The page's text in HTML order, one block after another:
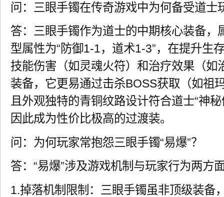
问：三眼手镯在传奇游戏中为何备受道士
答：三眼手镯作为道士的中期核心装备，
型属性为“防御1-1，道术1-3”，在提升生
技能伤害（如灵魂火符）和治疗效果（如
装备，它更易通过击杀BOSS获取（如祖
且外观独特的青铜纹路设计符合道士“神
因此成为性价比极高的过渡装。
问：为何玩家常抱怨三眼手镯“易爆”？
答：“易爆”涉及游戏机制与玩家行为两方
1.掉落机制限制：三眼手镯虽非顶级装备